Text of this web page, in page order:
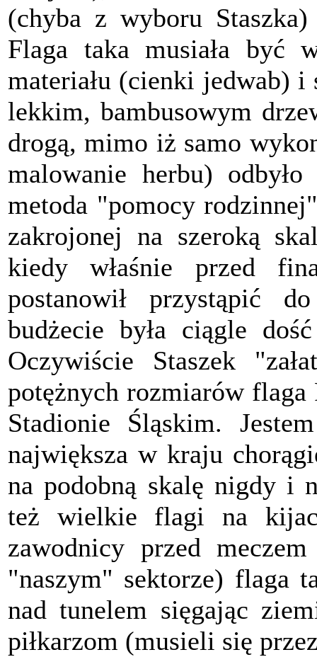
(chyba z wyboru
Flaga taka musiała być
materiału (cienki jedwab) i
lekkim, bambusowym
drogą, mimo iż samo
malowanie herbu)
metoda "pomocy
zakrojonej na szeroką
kiedy właśnie przed
postanowił przystąpić
budżecie była ciągle
Oczywiście Staszek
potężnych rozmiarów flaga
Stadionie Śląskim.
największa w kraju
na podobną skalę nigdy i
też wielkie flagi na
zawodnicy przed
"naszym" sektorze) flaga
nad tunelem sięgając
piłkarzom (musieli się